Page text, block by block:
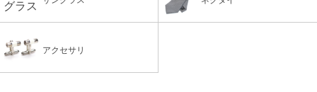
アクセサリ